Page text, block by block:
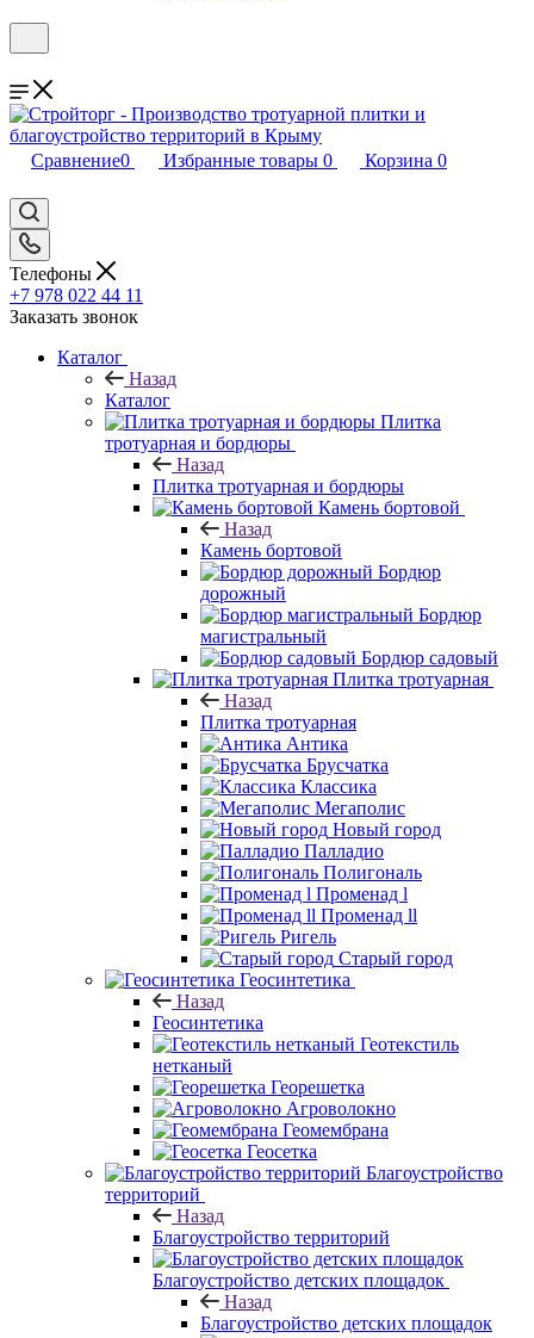
Сравнение0 Избранные товары 0 Корзина 0
Телефоны
+7 978 022 44 11
Заказать звонок
Каталог
Назад
Каталог
Плитка
тротуарная и бордюры
Назад
Плитка тротуарная и бордюры
Камень бортовой
Назад
Камень бортовой
Бордюр
дорожный
Бордюр
магистральный
Бордюр садовый
Плитка тротуарная
Назад
Плитка тротуарная
Антика
Брусчатка
Классика
Мегаполис
Новый город
Палладио
Полигональ
Променад l
Променад ll
Ригель
Старый город
Геосинтетика
Назад
Геосинтетика
Геотекстиль
нетканый
Георешетка
Агроволокно
Геомембрана
Геосетка
Благоустройство
территорий
Назад
Благоустройство территорий
Благоустройство детских площадок
Назад
Благоустройство детских площадок